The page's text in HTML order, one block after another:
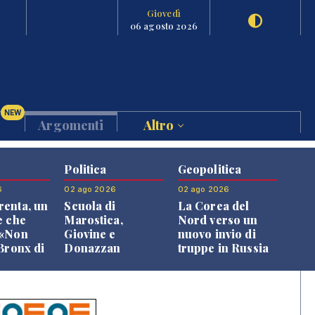
Giovedì
06 agosto 2026
NEW
Argomenti Altro
un
che
di
Politica
02 ago 2026
Scuola di
Marostica,
Giovine e
Donazzan
Geopolitica
02 ago 2026
La Corea del
Nord verso un
nuovo invio di
truppe in Russia